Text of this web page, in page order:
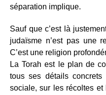
séparation implique.
Sauf que c’est là
judaïsme n’est pas une
C’est une religion
La Torah est le plan de
tous ses détails
sociale, sur les récoltes